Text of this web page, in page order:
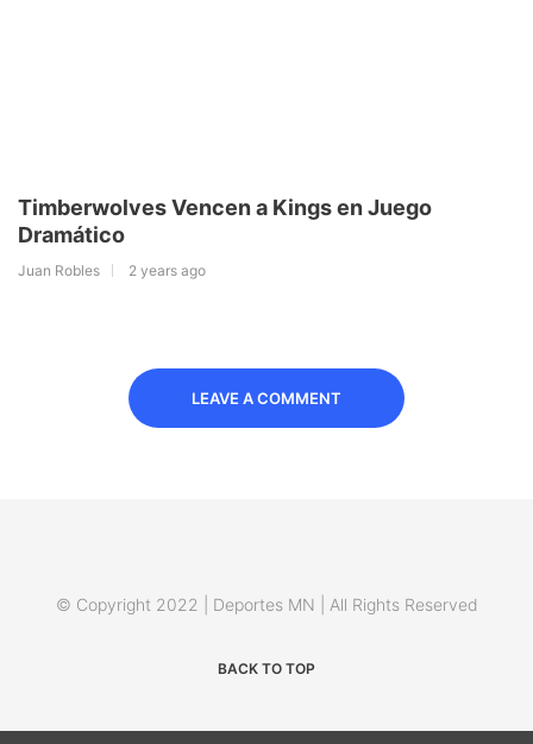
Timberwolves Vencen a Kings en Juego
Dramático
Juan Robles 2 years ago
LEAVE A COMMENT
© Copyright 2022 | Deportes MN | All Rights Reserved
BACK TO TOP